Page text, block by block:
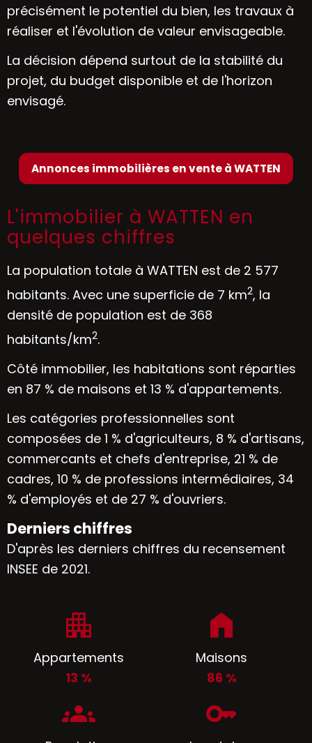
précisément le potentiel du bien, les travaux à
réaliser et l'évolution de valeur envisageable.
La décision dépend surtout de la stabilité du
projet, du budget disponible et de l'horizon
envisagé.
Annonces immobilières en vente à WATTEN
L'immobilier à WATTEN en
quelques chiffres
La population totale à WATTEN est de 2 577
habitants. Avec une superficie de 7 km2, la
densité de population est de 368
habitants/km2.
Côté immobilier, les habitations sont réparties
en 87 % de maisons et 13 % d'appartements.
Les catégories professionnelles sont
composées de 1 % d'agriculteurs, 8 % d'artisans,
commercants et chefs d'entreprise, 21 % de
cadres, 10 % de professions intermédiaires, 34
% d'employés et de 27 % d'ouvriers.
Derniers chiffres
D'après les derniers chiffres du recensement
INSEE de 2021.
Appartements
13 %
Maisons
86 %